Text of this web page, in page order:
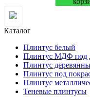
Каталог
Плинтус белый
Плинтус МДФ под
Плинтус
Плинтус под
Плинтус
Теневые плинтусы